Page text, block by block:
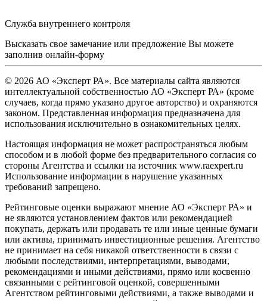
Служба внутреннего контроля
Высказать свое замечание или предложение Вы можете
заполнив онлайн-форму
© 2026 АО «Эксперт РА». Все материалы сайта являются
интеллектуальной собственностью АО «Эксперт РА» (кроме
случаев, когда прямо указано другое авторство) и охраняются
законом. Представленная информация предназначена для
использования исключительно в ознакомительных целях.
Настоящая информация не может распространяться любым
способом и в любой форме без предварительного согласия со
стороны Агентства и ссылки на источник www.raexpert.ru
Использование информации в нарушение указанных
требований запрещено.
Рейтинговые оценки выражают мнение АО «Эксперт РА» и
не являются установлением фактов или рекомендацией
покупать, держать или продавать те или иные ценные бумаги
или активы, принимать инвестиционные решения. Агентство
не принимает на себя никакой ответственности в связи с
любыми последствиями, интерпретациями, выводами,
рекомендациями и иными действиями, прямо или косвенно
связанными с рейтинговой оценкой, совершенными
Агентством рейтинговыми действиями, а также выводами и